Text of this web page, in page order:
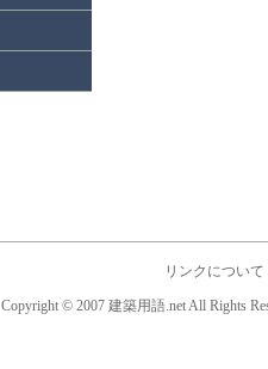
リンクについて
Copyright © 2007 建築用語.net All Rights